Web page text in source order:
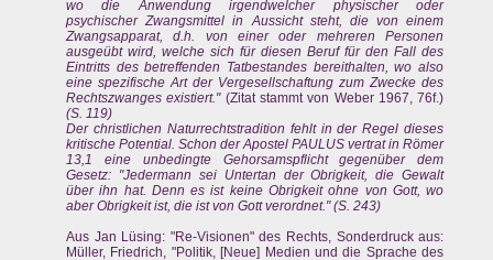
wo die Anwendung irgendwelcher physischer oder
psychischer Zwangsmittel in Aussicht steht, die von einem
Zwangsapparat, d.h. von einer oder mehreren Personen
ausgeübt wird, welche sich für diesen Beruf für den Fall des
Eintritts des betreffenden Tatbestandes bereithalten, wo also
eine spezifische Art der Vergesellschaftung zum Zwecke des
Rechtszwanges existiert."(Zitat stammt von Weber 1967, 76f.)
(S. 119)
Der christlichen Naturrechtstradition fehlt in der Regel dieses
kritische Potential. Schon der Apostel PAULUS vertrat in Römer
13,1 eine unbedingte Gehorsamspflicht gegenüber dem
Gesetz: "Jedermann sei Untertan der Obrigkeit, die Gewalt
über ihn hat. Denn es ist keine Obrigkeit ohne von Gott, wo
aber Obrigkeit ist, die ist von Gott verordnet." (S. 243)
Aus Jan Lüsing: "Re-Visionen" des Rechts, Sonderdruck aus:
Müller, Friedrich, "Politik, [Neue] Medien und die Sprache des